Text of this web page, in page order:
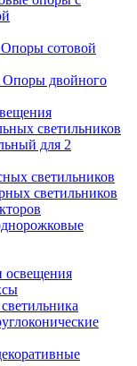
сотовoй
двойного
светильников
для 2
светильников
светильников
освещения